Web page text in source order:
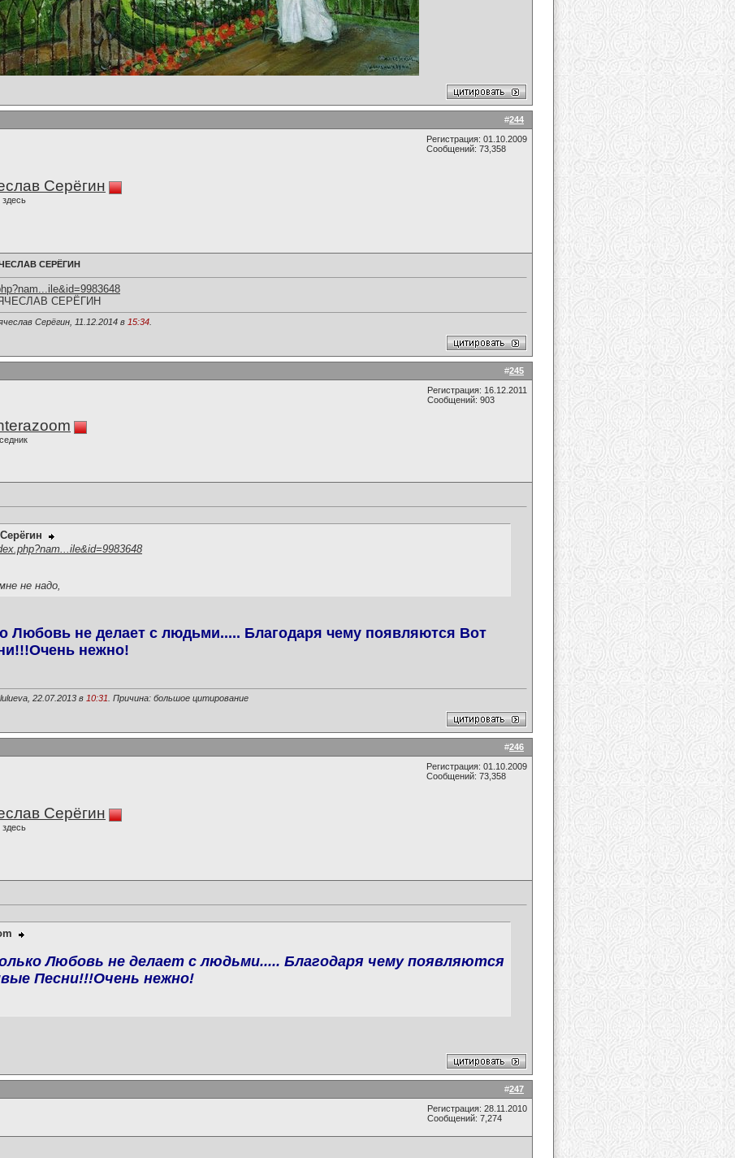
#244
Серёгин
Регистрация: 01.10.2009
Сообщений: 73,358
СЕРЁГИН
СЕРЁГИН
Серёгин, 11.12.2014 в 15:34
#245
Регистрация: 16.12.2011
Сообщений: 903
не надо,
Любовь не делает с людьми..... Благодаря чему появляются Вот
нежно!
22.07.2013 в 10:31 . Причина: большое цитирование
#246
Серёгин
Регистрация: 01.10.2009
Сообщений: 73,358
Любовь не делает с людьми..... Благодаря чему появляются
Песни!!!Очень нежно!
#247
Регистрация: 28.11.2010
Сообщений: 7,274